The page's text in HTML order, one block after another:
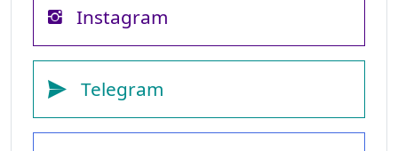
Instagram
Telegram